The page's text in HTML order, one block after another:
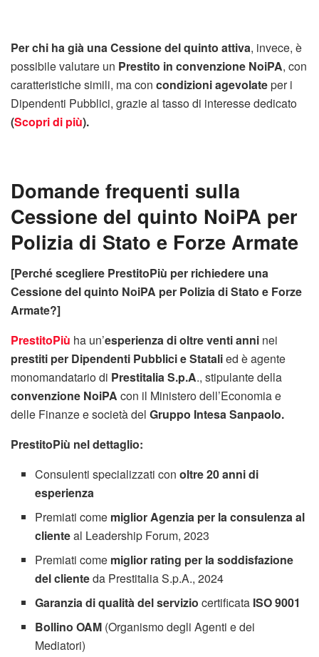
Per chi ha già una Cessione del quinto attiva, invece, è
possibile valutare un Prestito in convenzione NoiPA, con
caratteristiche simili, ma con condizioni agevolateper i
Dipendenti Pubblici, grazie al tasso di interesse dedicato
(Scopri di più).
Domande frequenti sulla
Cessione del quinto NoiPA per
Polizia di Stato e Forze Armate
[Perché scegliere PrestitoPiù per richiedere una
Cessione del quinto NoiPA per Polizia di Stato e Forze
Armate?]
PrestitoPiù ha un’esperienza di oltre venti anni nei
prestiti per Dipendenti Pubblici e Statalied è agente
monomandatario di Prestitalia S.p.A., stipulante della
convenzione NoiPA con il Ministero dell’Economia e
delle Finanze e società del Gruppo Intesa Sanpaolo.
PrestitoPiù nel dettaglio:
Consulenti specializzati conoltre 20 anni di
esperienza
Premiati come miglior Agenzia per la consulenza al
clienteal Leadership Forum, 2023
Premiati come miglior rating per la soddisfazione
del clienteda Prestitalia S.p.A., 2024
Garanzia di qualità del servizio certificata ISO 9001
Bollino OAM (Organismo degli Agenti e dei
Mediatori)